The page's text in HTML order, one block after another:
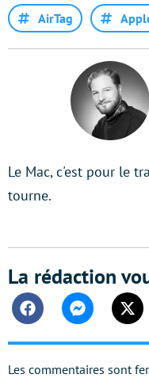
AirTag
Le Mac, c'est pour le
tourne.
La rédaction
FacebookMessenger
Les commentaires sont